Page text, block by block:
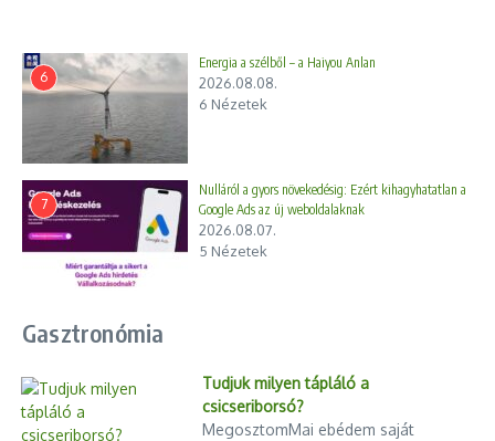
6
Energia a szélből – a Haiyou Anlan
2026.08.08.
6 Nézetek
7
Nulláról a gyors növekedésig: Ezért kihagyhatatlan a
Google Ads az új weboldalaknak
2026.08.07.
5 Nézetek
Gasztronómia
Tudjuk milyen tápláló a
csicseriborsó?
MegosztomMai ebédem saját